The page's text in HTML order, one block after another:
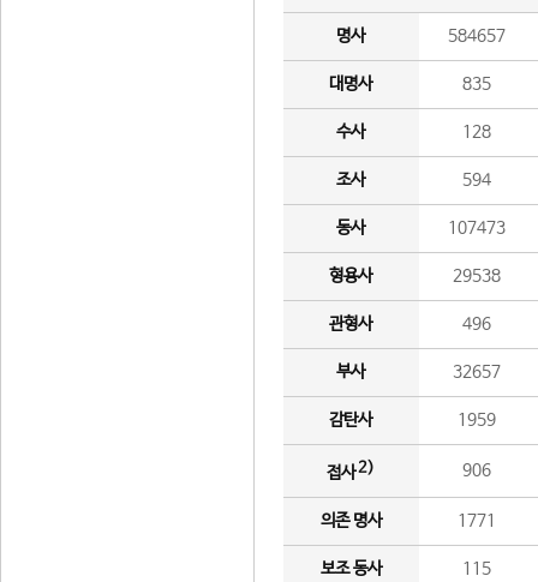
명사 584657
대명사 835
수사 128
조사 594
동사 107473
형용사 29538
관형사 496
부사 32657
감탄사 1959
접사2) 906
의존 명사 1771
보조 동사 115